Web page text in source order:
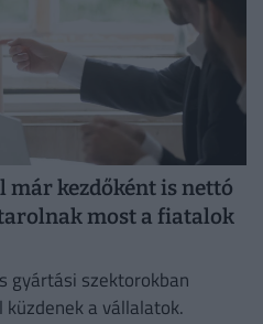
már kezdőként is nettó
most a fiatalok
gyártási szektorokban
a vállalatok.